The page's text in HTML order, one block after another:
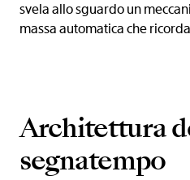
svela allo sguardo un
massa automatica che
Architettura
segnatempo